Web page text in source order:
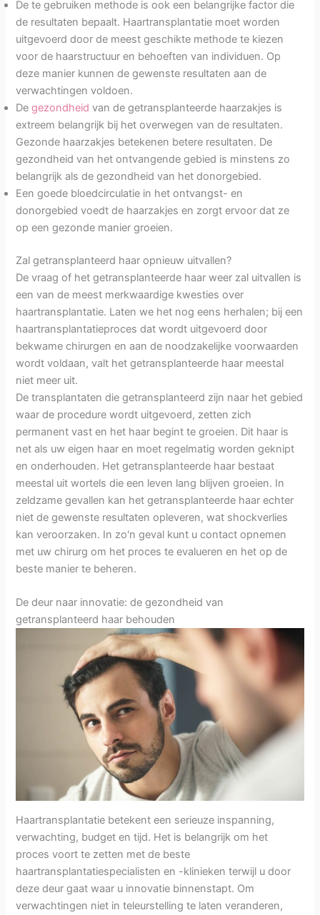
De te gebruiken methode is ook een belangrijke factor die
de resultaten bepaalt. Haartransplantatie moet worden
uitgevoerd door de meest geschikte methode te kiezen
voor de haarstructuur en behoeften van individuen. Op
deze manier kunnen de gewenste resultaten aan de
verwachtingen voldoen.
Degezondheid van de getransplanteerde haarzakjes is
extreem belangrijk bij het overwegen van de resultaten.
Gezonde haarzakjes betekenen betere resultaten. De
gezondheid van het ontvangende gebied is minstens zo
belangrijk als de gezondheid van het donorgebied.
Een goede bloedcirculatie in het ontvangst- en
donorgebied voedt de haarzakjes en zorgt ervoor dat ze
op een gezonde manier groeien.
Zal getransplanteerd haar opnieuw uitvallen?
De vraag of het getransplanteerde haar weer zal uitvallen is
een van de meest merkwaardige kwesties over
haartransplantatie. Laten we het nog eens herhalen; bij een
haartransplantatieproces dat wordt uitgevoerd door
bekwame chirurgen en aan de noodzakelijke voorwaarden
wordt voldaan, valt het getransplanteerde haar meestal
niet meer uit.
De transplantaten die getransplanteerd zijn naar het gebied
waar de procedure wordt uitgevoerd, zetten zich
permanent vast en het haar begint te groeien. Dit haar is
net als uw eigen haar en moet regelmatig worden geknipt
en onderhouden. Het getransplanteerde haar bestaat
meestal uit wortels die een leven lang blijven groeien. In
zeldzame gevallen kan het getransplanteerde haar echter
niet de gewenste resultaten opleveren, wat shockverlies
kan veroorzaken. In zo'n geval kunt u contact opnemen
met uw chirurg om het proces te evalueren en het op de
beste manier te beheren.
De deur naar innovatie: de gezondheid van
getransplanteerd haar behouden
Haartransplantatie betekent een serieuze inspanning,
verwachting, budget en tijd. Het is belangrijk om het
proces voort te zetten met de beste
haartransplantatiespecialisten en -klinieken terwijl u door
deze deur gaat waar u innovatie binnenstapt. Om
verwachtingen niet in teleurstelling te laten veranderen,